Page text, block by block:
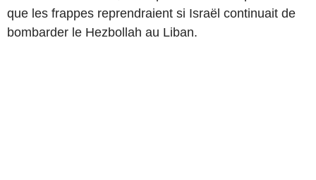
que les frappes reprendraient si Israël continuait de
bombarder le Hezbollah au Liban.